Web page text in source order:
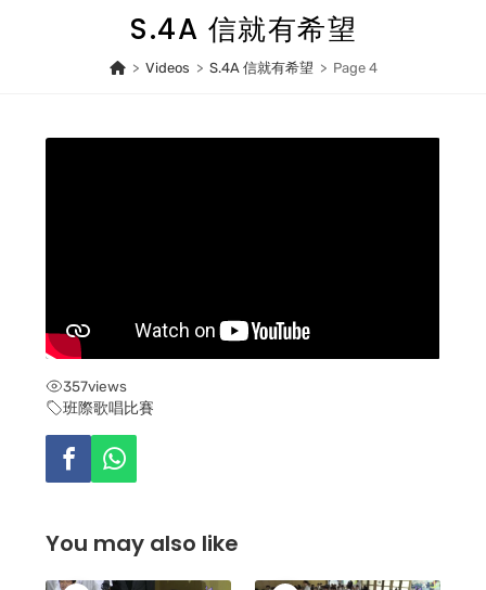
S.4A 信就有希望
> Videos > S.4A 信就有希望 > Page 4
357views
班際歌唱比賽
You may also like